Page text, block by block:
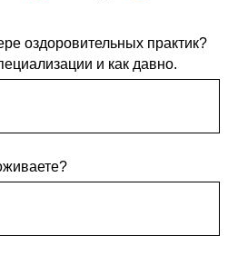
оздоровительных практик?
и как давно.